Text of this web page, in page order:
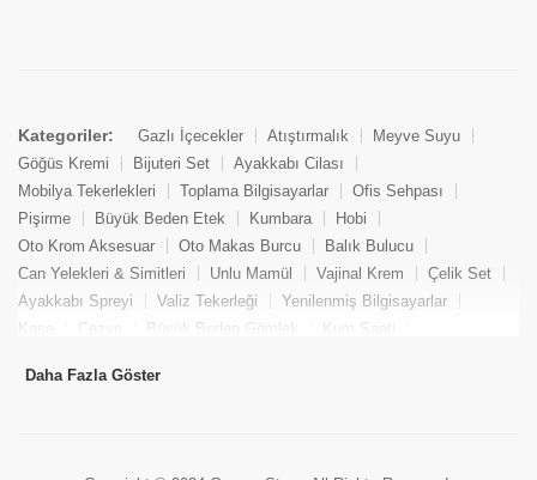
Kategoriler: Gazlı İçecekler Atıştırmalık
Meyve Suyu
Göğüs Kremi
Bijuteri Set
Ayakkabı Cilası
Mobilya Tekerlekleri
Toplama Bilgisayarlar
Ofis Sehpası
Pişirme
Büyük Beden Etek Kumbara
Hobi
Oto Krom Aksesuar
Oto Makas Burcu
Balık Bulucu
Can Yelekleri & Simitleri
Unlu Mamül Vajinal Krem
Çelik Set
Ayakkabı Spreyi
Valiz Tekerleği
Yenilenmiş Bilgisayarlar
Kasa
Cezve Büyük Beden Gömlek
Kum Saati
Tekne Bağlama & Demirleme
Daha Fazla Göster